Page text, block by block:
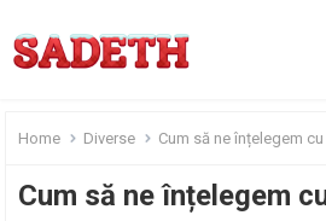
Home Diverse Cum să ne înțelegem
Cum să ne înțelegem